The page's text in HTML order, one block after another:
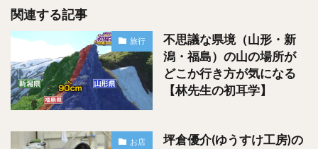
もうここの『あなご飯』本当に、本当に美味しくて！！
て言っても過言じゃないくらいです。
関連する記事
旅行
不思議な県境（山形・新
潟・福島）の山の場所が
どこか行き方が気になる
【林先生の初耳学】
お店
坪倉優介(ゆうすけ工房)の